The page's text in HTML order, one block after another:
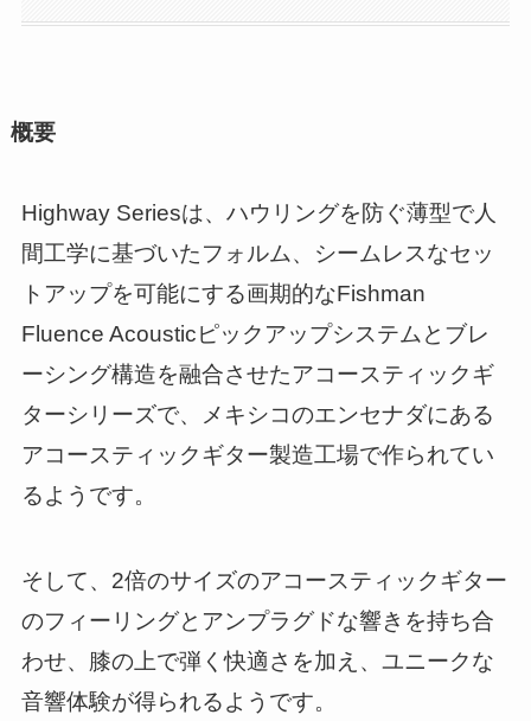
概要
Highway Seriesは、ハウリングを防ぐ薄型で人
間工学に基づいたフォルム、シームレスなセッ
トアップを可能にする画期的なFishman
Fluence Acousticピックアップシステムとブレ
ーシング構造を融合させたアコースティックギ
ターシリーズで、メキシコのエンセナダにある
アコースティックギター製造工場で作られてい
るようです。
そして、2倍のサイズのアコースティックギター
のフィーリングとアンプラグドな響きを持ち合
わせ、膝の上で弾く快適さを加え、ユニークな
音響体験が得られるようです。